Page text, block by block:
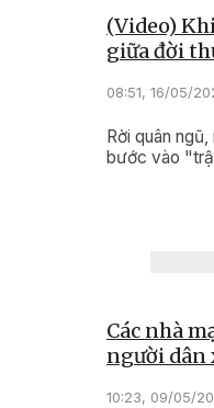
(Video)
giữa đời
08:51, 16/05/
Rời quân
bước vào
Các nhà
người dân
10:23, 09/05/